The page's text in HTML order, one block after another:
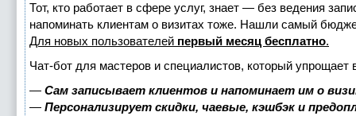
Тот, кто работает в сфере услуг, знает — без ведения
напоминать клиентам о визитах тоже. Нашли самый
Для новых пользователей первый месяц бесплатно.
Чат-бот для мастеров и специалистов, который упрощает
— Сам записывает клиентов и напоминает им о
— Персонализирует скидки, чаевые, кэшбэк и